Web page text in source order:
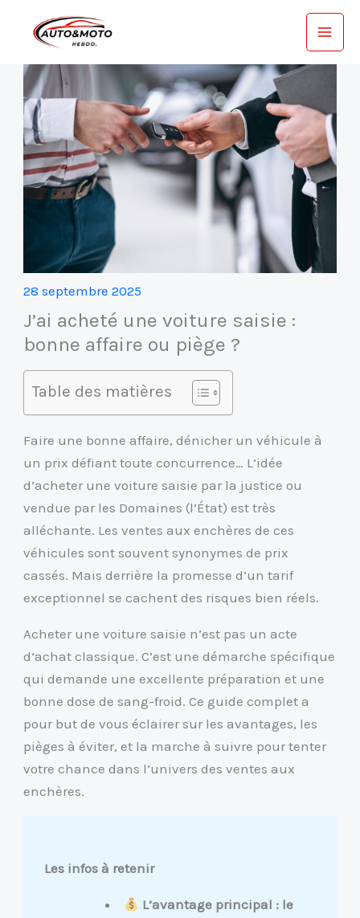
28 septembre 2025
J’ai acheté une voiture saisie :
bonne affaire ou piège ?
Table des matières
Faire une bonne affaire, dénicher un véhicule à
un prix défiant toute concurrence… L’idée
d’acheter une voiture saisie par la justice ou
vendue par les Domaines (l’État) est très
alléchante. Les ventes aux enchères de ces
véhicules sont souvent synonymes de prix
cassés. Mais derrière la promesse d’un tarif
exceptionnel se cachent des risques bien réels.
Acheter une voiture saisie n’est pas un acte
d’achat classique. C’est une démarche spécifique
qui demande une excellente préparation et une
bonne dose de sang-froid. Ce guide complet a
pour but de vous éclairer sur les avantages, les
pièges à éviter, et la marche à suivre pour tenter
votre chance dans l’univers des ventes aux
enchères.
Les infos à retenir
L’avantage principal : le